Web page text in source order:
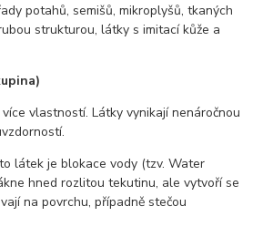
potahů, semišů, mikroplyšů, tkaných
strukturou, látky s imitací kůže a
vlastností. Látky vynikají nenáročnou
látek je blokace vody (tzv. Water
hned rozlitou tekutinu, ale vytvoří se
na povrchu, případně stečou